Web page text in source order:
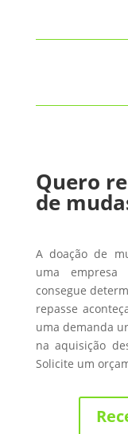
Quero
de
A doação de
uma empresa
consegue
repasse
uma demanda
na aquisição
Solicite um